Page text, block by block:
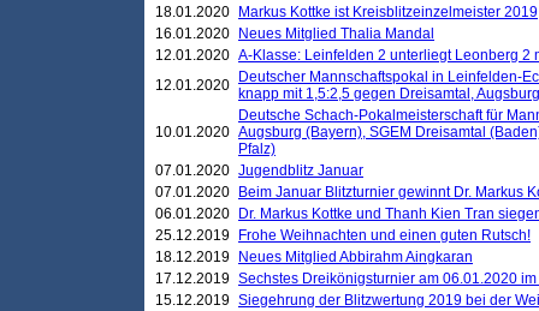
18.01.2020
Markus Kottke ist Kreisblitzeinzelmeister 2019
16.01.2020
Neues Mitglied Thalia Mandal
12.01.2020 A-Klasse: Leinfelden 2 unterliegt Leonberg 2
12.01.2020
Deutscher Mannschaftspokal in Leinfelden-
knapp mit 1,5:2,5 gegen Dreisamtal,
10.01.2020
Deutsche Schach-Pokalmeisterschaft für
Augsburg (Bayern), SGEM Dreisamtal
Pfalz)
07.01.2020 Jugendblitz Januar
07.01.2020
Beim Januar Blitzturnier gewinnt Dr. Markus
06.01.2020
Dr. Markus Kottke und Thanh Kien Tran
25.12.2019
Frohe Weihnachten und einen guten Rutsch!
18.12.2019
Neues Mitglied Abbirahm Aingkaran
17.12.2019 Sechstes Dreikönigsturnier am 06.01.2020
15.12.2019 Siegehrung der Blitzwertung 2019 bei der